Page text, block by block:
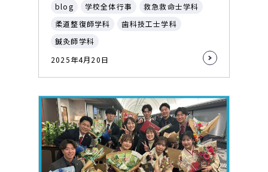
blog 学校全体行事
救急救命士学科
柔道整復師学科
歯科技工士学科
鍼灸師学科
2025年4月20日